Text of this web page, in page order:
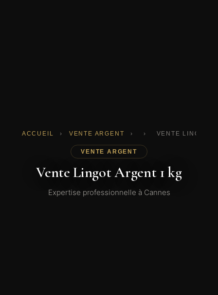
ACCUEIL › VENTE ARGENT › › VENTE LINGOT
VENTE ARGENT
Vente Lingot Argent 1 kg
Expertise professionnelle à Cannes